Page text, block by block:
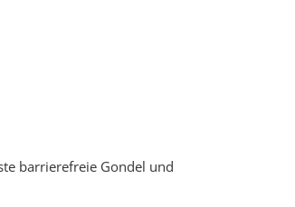
barrierefreie Gondel und